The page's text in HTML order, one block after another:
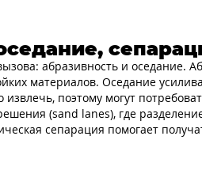
абразивность и оседание.
материалов. Оседание
поэтому могут
(sand lanes), где
сепарация помогает